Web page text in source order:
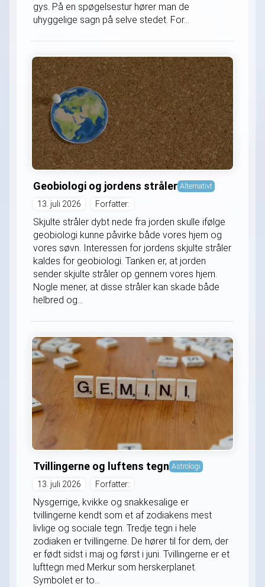
gys. På en spøgelsestur hører man de
uhyggelige sagn på selve stedet. For...
Geobiologi og jordens stråler Alternativt
13. juli 2026 Forfatter:
Skjulte stråler dybt nede fra jorden skulle ifølge
geobiologi kunne påvirke både vores hjem og
vores søvn. Interessen for jordens skjulte stråler
kaldes for geobiologi. Tanken er, at jorden
sender skjulte stråler op gennem vores hjem.
Nogle mener, at disse stråler kan skade både
helbred og...
Tvillingerne og luftens tegn Astrologi
13. juli 2026 Forfatter:
Nysgerrige, kvikke og snakkesalige er
tvillingerne kendt som et af zodiakens mest
livlige og sociale tegn. Tredje tegn i hele
zodiaken er tvillingerne. De hører til for dem, der
er født sidst i maj og først i juni. Tvillingerne er et
lufttegn med Merkur som herskerplanet.
Symbolet er to...